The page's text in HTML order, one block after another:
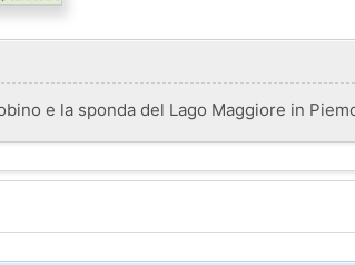
e la sponda del Lago Maggiore in